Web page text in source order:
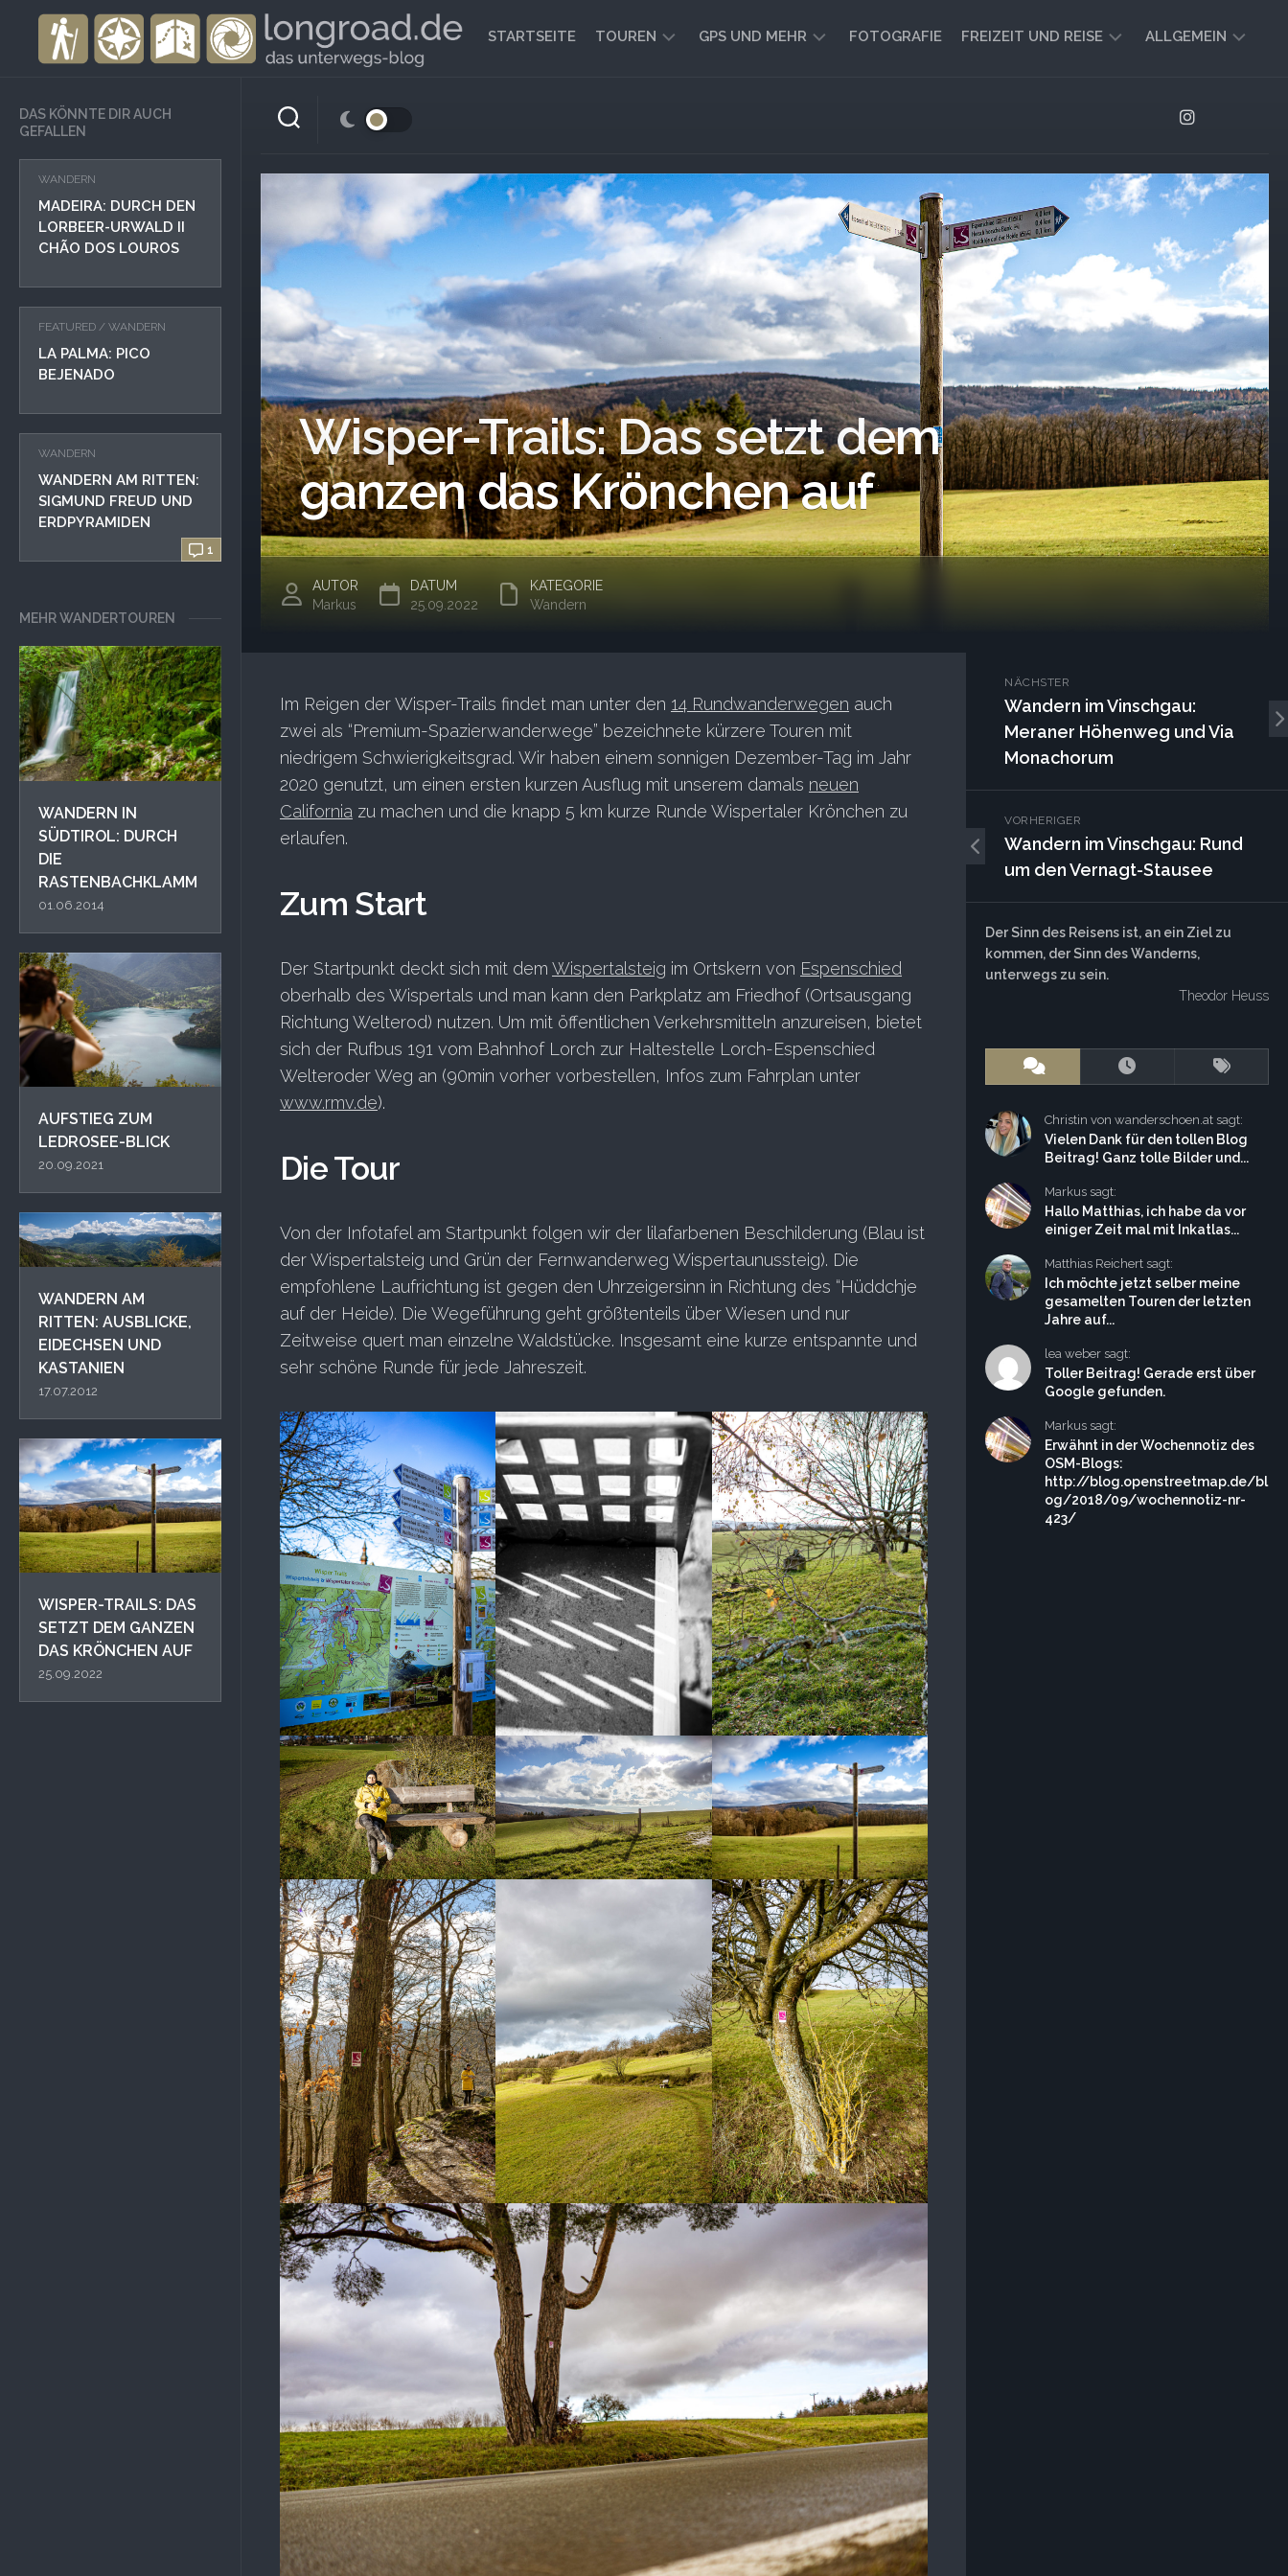
STARTSEITE TOUREN GPS UND MEHR
GEOCACHING
FOTOGRAFIE FREIZEIT UND REISE
REISEBERICHTE
IMPRESSIONEN
FREIZEIT-
TIPPS
ALLGEMEIN
DAS KÖNNTE DIR AUCH
GEFALLEN
WANDERN
MADEIRA: DURCH DEN
LORBEER-URWALD II
CHÃO DOS LOUROS
FEATURED / WANDERN
LA PALMA: PICO
BEJENADO
1
WANDERN
WANDERN AM RITTEN:
SIGMUND FREUD UND
ERDPYRAMIDEN
MEHR WANDERTOUREN
WANDERN IN
SÜDTIROL: DURCH
DIE
RASTENBACHKLAMM
01.06.2014
AUFSTIEG ZUM
LEDROSEE-BLICK
20.09.2021
WANDERN AM
RITTEN: AUSBLICKE,
EIDECHSEN UND
KASTANIEN
17.07.2012
WISPER-TRAILS: DAS
SETZT DEM GANZEN
DAS KRÖNCHEN AUF
25.09.2022
Wisper-Trails: Das setzt dem
ganzen das Krönchen auf
AUTOR
Markus
DATUM
25.09.2022
KATEGORIE
Wandern
Im Reigen der Wisper-Trails findet man unter den 14 Rundwanderwegen auch
zwei als “Premium-Spazierwanderwege” bezeichnete kürzere Touren mit
niedrigem Schwierigkeitsgrad. Wir haben einem sonnigen Dezember-Tag im Jahr
2020 genutzt, um einen ersten kurzen Ausflug mit unserem damals neuen
California zu machen und die knapp 5 km kurze Runde Wispertaler Krönchen zu
erlaufen.
Zum Start
Der Startpunkt deckt sich mit dem Wispertalsteig im Ortskern von Espenschied
oberhalb des Wispertals und man kann den Parkplatz am Friedhof (Ortsausgang
Richtung Welterod) nutzen. Um mit öffentlichen Verkehrsmitteln anzureisen, bietet
sich der Rufbus 191 vom Bahnhof Lorch zur Haltestelle Lorch-Espenschied
Welteroder Weg an (90min vorher vorbestellen, Infos zum Fahrplan unter
www.rmv.de).
Die Tour
Von der Infotafel am Startpunkt folgen wir der lilafarbenen Beschilderung (Blau ist
der Wispertalsteig und Grün der Fernwanderweg Wispertaunussteig). Die
empfohlene Laufrichtung ist gegen den Uhrzeigersinn in Richtung des “Hüddchje
auf der Heide). Die Wegeführung geht größtenteils über Wiesen und nur
Zeitweise quert man einzelne Waldstücke. Insgesamt eine kurze entspannte und
sehr schöne Runde für jede Jahreszeit.
NÄCHSTER
Wandern im Vinschgau:
Meraner Höhenweg und Via
Monachorum
VORHERIGER
Wandern im Vinschgau: Rund
um den Vernagt-Stausee
Der Sinn des Reisens ist, an ein Ziel zu
kommen, der Sinn des Wanderns,
unterwegs zu sein.
Theodor Heuss
Christin von wanderschoen.at sagt:
Vielen Dank für den tollen Blog
Beitrag! Ganz tolle Bilder und...
Markus sagt:
Hallo Matthias, ich habe da vor
einiger Zeit mal mit Inkatlas...
Matthias Reichert sagt:
Ich möchte jetzt selber meine
gesamelten Touren der letzten
Jahre auf...
lea weber sagt:
Toller Beitrag! Gerade erst über
Google gefunden.
Markus sagt:
Erwähnt in der Wochennotiz des
OSM-Blogs:
http://blog.openstreetmap.de/bl
og/2018/09/wochennotiz-nr-
423/